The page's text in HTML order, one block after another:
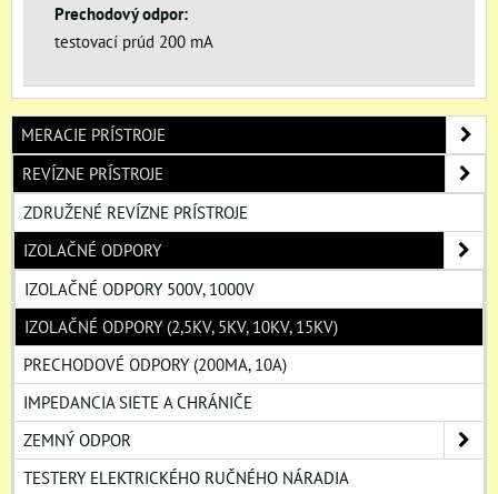
Prechodový odpor:
testovací prúd 200 mA
MERACIE PRÍSTROJE
REVÍZNE PRÍSTROJE
ZDRUŽENÉ REVÍZNE PRÍSTROJE
IZOLAČNÉ ODPORY
IZOLAČNÉ ODPORY 500V, 1000V
IZOLAČNÉ ODPORY (2,5KV, 5KV, 10KV, 15KV)
PRECHODOVÉ ODPORY (200MA, 10A)
IMPEDANCIA SIETE A CHRÁNIČE
ZEMNÝ ODPOR
TESTERY ELEKTRICKÉHO RUČNÉHO NÁRADIA